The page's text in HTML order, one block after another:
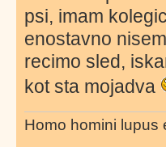
psi, imam
enostavno
recimo sled,
kot sta mojadva
Homo homini lupus